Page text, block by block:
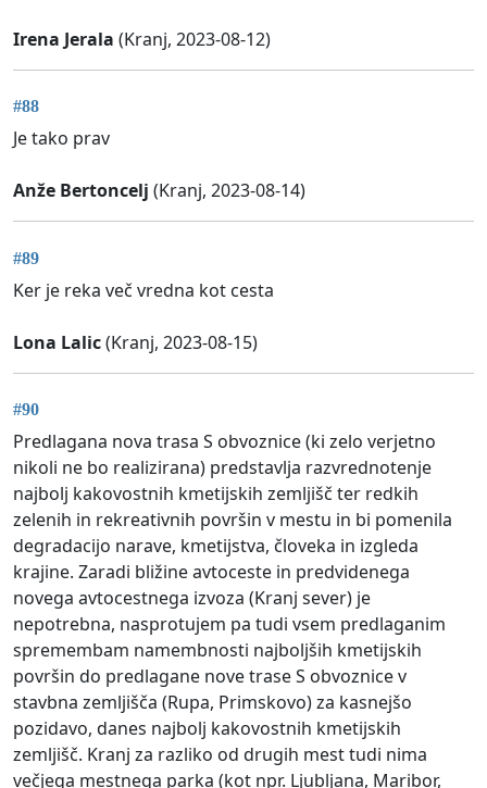
Irena Jerala (Kranj, 2023-08-12)
#88
Je tako prav
Anže Bertoncelj (Kranj, 2023-08-14)
#89
Ker je reka več vredna kot cesta
Lona Lalic(Kranj, 2023-08-15)
#90
Predlagana nova trasa S obvoznice (ki zelo verjetno
nikoli ne bo realizirana) predstavlja razvrednotenje
najbolj kakovostnih kmetijskih zemljišč ter redkih
zelenih in rekreativnih površin v mestu in bi pomenila
degradacijo narave, kmetijstva, človeka in izgleda
krajine. Zaradi bližine avtoceste in predvidenega
novega avtocestnega izvoza (Kranj sever) je
nepotrebna, nasprotujem pa tudi vsem predlaganim
spremembam namembnosti najboljših kmetijskih
površin do predlagane nove trase S obvoznice v
stavbna zemljišča (Rupa, Primskovo) za kasnejšo
pozidavo, danes najbolj kakovostnih kmetijskih
zemljišč. Kranj za razliko od drugih mest tudi nima
večjega mestnega parka (kot npr. Ljubljana, Maribor,